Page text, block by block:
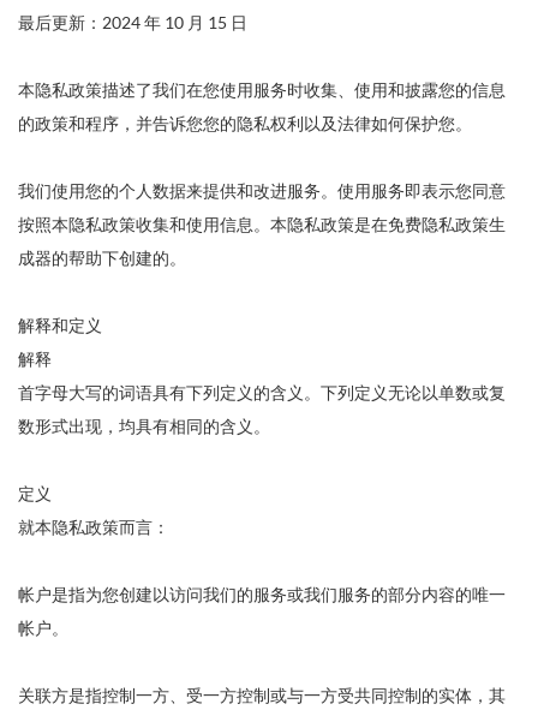
最后更新：2024 年 10 月 15 日
本隐私政策描述了我们在您使用服务时收集、使用和披露您的信息
的政策和程序，并告诉您您的隐私权利以及法律如何保护您。
我们使用您的个人数据来提供和改进服务。使用服务即表示您同意
按照本隐私政策收集和使用信息。本隐私政策是在免费隐私政策生
成器的帮助下创建的。
解释和定义
解释
首字母大写的词语具有下列定义的含义。下列定义无论以单数或复
数形式出现，均具有相同的含义。
定义
就本隐私政策而言：
帐户是指为您创建以访问我们的服务或我们服务的部分内容的唯一
帐户。
关联方是指控制一方、受一方控制或与一方受共同控制的实体，其